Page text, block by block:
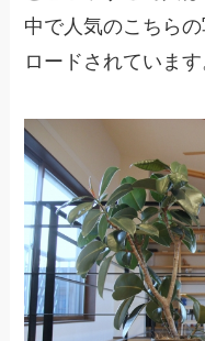
中で人気のこちら
ロードされています